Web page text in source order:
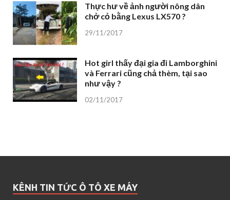
Thực hư về ảnh người nông dân
chở cỏ bằng Lexus LX570 ?
29/11/2017
Hot girl thấy đại gia đi Lamborghini
và Ferrari cũng chả thèm, tại sao
như vậy ?
02/11/2017
KÊNH TIN TỨC Ô TÔ XE MÁY